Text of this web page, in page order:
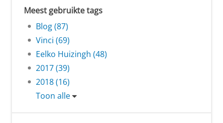
Meest gebruikte tags
Blog (87)
Vinci (69)
Eelko Huizingh (48)
2017 (39)
2018 (16)
Toon alle